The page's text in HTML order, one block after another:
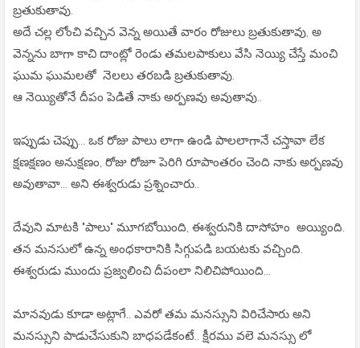
బ్రతుకుతావు.
అదే చల్ల లోంచి వచ్చిన వెన్న అయితే వారం రోజులు బ్రతుకుతావు, అ
వెన్నను బాగా కాచి దాంట్లో రెండు తమలపాకులు వేసి నెయ్యి చేస్తే మంచి
ఘుమ ఘుమలతో నెలలు తరబడి బ్రతుకుతావు.
ఆ నెయ్యితోనే దీపం పెడితే నాకు అర్పణవు అవుతావు..
ఇప్పుడు చెప్పు... ఒక రోజు పాలు లాగా ఉండి పాలలాగానే చస్తావా లేక
క్షణక్షణం అనుక్షణం, రోజు రోజూ పెరిగి రూపాంతరం చెంది నాకు అర్పణవు
అవుతావా... అని ఈశ్వరుడు ప్రశ్నించారు..
దేవుని మాటకి "పాలు" మూగబోయింది, ఈశ్వరునికి దాసోహం అయ్యింది.
తన మనసులో ఉన్న అంధకారానికి సిగ్గుపడి బయటకు వచ్చింది.
ఈశ్వరుడు ముందు ప్రజ్వలించి దీపంలా నిలిచిపోయింది...
మానవుడు కూడా అట్లాగే.. ఎవరో తమ మనస్సుని విరిచేసారు అని
మనస్సుని పాడుచేసుకుని బాధపడేకంటే.. క్షీరము వలె మనస్సు లో